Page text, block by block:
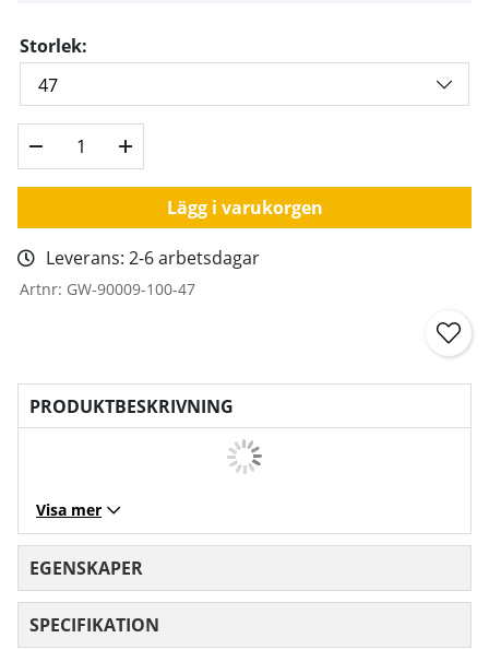
Storlek:
Lägg i varukorgen
Leverans: 2-6 arbetsdagar
Artnr: GW-90009-100-47
PRODUKTBESKRIVNING
Visa mer
EGENSKAPER
SPECIFIKATION